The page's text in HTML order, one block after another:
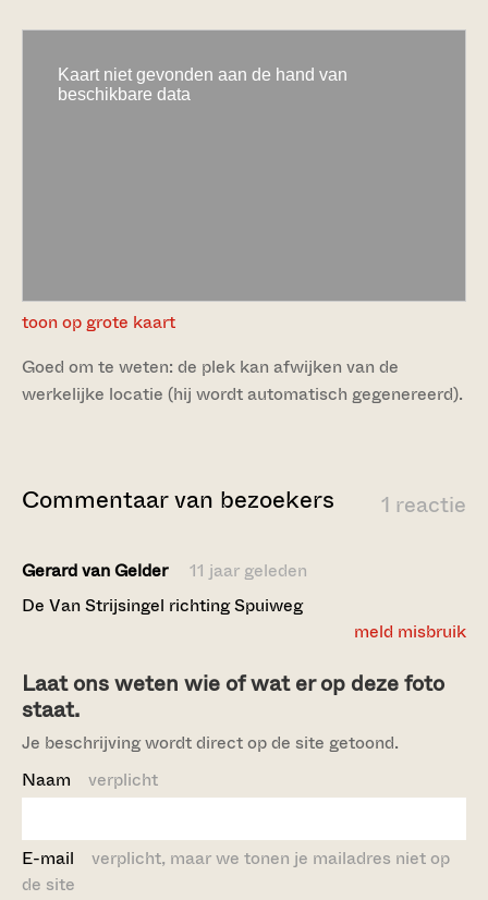
toon op grote kaart
Goed om te weten: de plek kan afwijken van de
werkelijke locatie (hij wordt automatisch gegenereerd).
1 reactie
Commentaar van bezoekers
Gerard van Gelder
11 jaar geleden
De Van Strijsingel richting Spuiweg
meld misbruik
Laat ons weten wie of wat er op deze foto
staat.
Je beschrijving wordt direct op de site getoond.
Naam verplicht
E-mail verplicht, maar we tonen je mailadres niet op
de site